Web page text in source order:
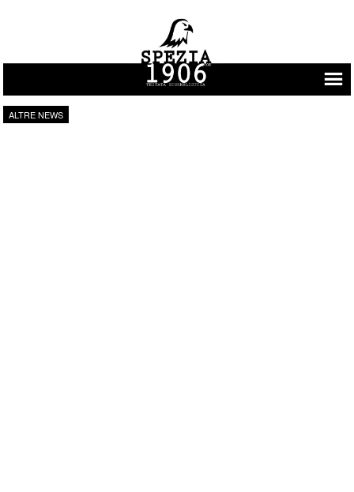
Vai al contenuto
ALTRE NEWS